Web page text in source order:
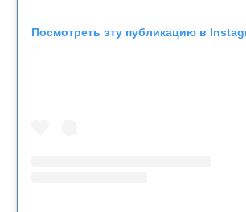
Посмотреть эту публикацию в